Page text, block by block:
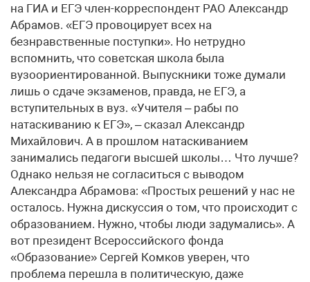
на ГИА и ЕГЭ член-корреспондент РАО Александр
Абрамов. «ЕГЭ провоцирует всех на
безнравственные поступки». Но нетрудно
вспомнить, что советская школа была
вузоориентированной. Выпускники тоже думали
лишь о сдаче экзаменов, правда, не ЕГЭ, а
вступительных в вуз. «Учителя – рабы по
натаскиванию к ЕГЭ», – сказал Александр
Михайлович. А в прошлом натаскиванием
занимались педагоги высшей школы… Что лучше?
Однако нельзя не согласиться с выводом
Александра Абрамова: «Простых решений у нас не
осталось. Нужна дискуссия о том, что происходит с
образованием. Нужно, чтобы люди задумались». А
вот президент Всероссийского фонда
«Образование» Сергей Комков уверен, что
проблема перешла в политическую, даже